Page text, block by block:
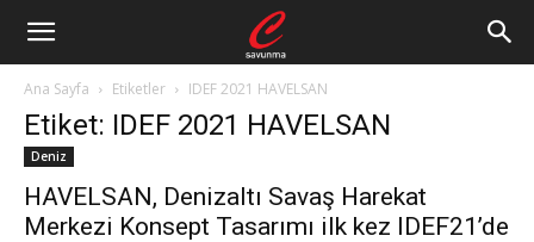
Ana Sayfa Etiketler IDEF 2021 HAVELSAN
Etiket: IDEF 2021 HAVELSAN
Deniz
HAVELSAN, Denizaltı Savaş Harekat
Merkezi Konsept Tasarımı ilk kez IDEF21’de